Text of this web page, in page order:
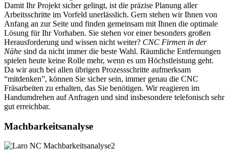
Damit Ihr Projekt sicher gelingt, ist die präzise Planung aller
Arbeitsschritte im Vorfeld unerlässlich. Gern stehen wir Ihnen von
Anfang an zur Seite und finden gemeinsam mit Ihnen die optimale
Lösung für Ihr Vorhaben. Sie stehen vor einer besonders großen
Herausforderung und wissen nicht weiter? CNC Firmen in der
Nähe sind da nicht immer die beste Wahl. Räumliche Entfernungen
spielen heute keine Rolle mehr, wenn es um Höchstleistung geht.
Da wir auch bei allen übrigen Prozessschritte aufmerksam
“mitdenken”, können Sie sicher sein, immer genau die CNC
Fräsarbeiten zu erhalten, das Sie benötigen. Wir reagieren im
Handumdrehen auf Anfragen und sind insbesondere telefonisch sehr
gut erreichbar.
Machbarkeitsanalyse